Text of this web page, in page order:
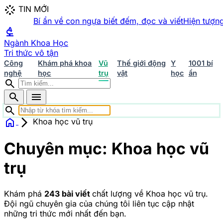
stream TIN MỚI
Bí ẩn về con ngựa biết đếm, đọc và viết Hiện tượng
biotech
Ngành Khoa Học
Tri thức vô tận
Công
nghệ
Khám phá khoa
học
Vũ
trụ
Thế giới động
vật
Y
học
1001 bí
ẩn
search
search
menu
search
home Trang chủ Khám phá khoa học426 bài viếtKhoa học
vũ trụ
giới động vật
homearrow_forward_ios Khoa học vũ trụ
Chuyên mục: Khoa học vũ
trụ
Khám phá 243 bài viết chất lượng về Khoa học vũ trụ.
Đội ngũ chuyên gia của chúng tôi liên tục cập nhật
những tri thức mới nhất đến bạn.